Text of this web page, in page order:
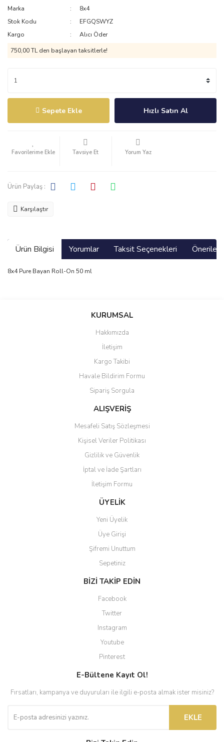
Marka
8x4
Stok Kodu
EFGQSWYZ
Kargo
Alıcı Öder
750,00 TL den başlayan taksitlerle!
Sepete Ekle Hızlı Satın Al
Tavsiye Et Yorum Yaz
Ürün Paylaş :
Karşılaştır
Ürün Bilgisi Yorumlar Taksit Seçenekleri
8x4 Pure Bayan Roll-On 50 ml
Bu ürüne ilk yorumu siz yapın!
Yorum Yaz
Ürün resmi kalitesiz, bozuk veya görüntülenemiyor.
Ürün açıklamasında eksik bilgiler bulunuyor.
Ürün bilgilerinde hatalar bulunuyor.
Ürün fiyatı diğer sitelerden daha pahalı.
Bu ürüne benzer farklı alternatifler olmalı.
Gönder
KURUMSAL
Hakkımızda
İletişim
Kargo Takibi
Havale Bildirim Formu
Sipariş Sorgula
ALIŞVERİŞ
Mesafeli Satış Sözleşmesi
Kişisel Veriler Politikası
Gizlilik ve Güvenlik
İptal ve İade Şartları
İletişim Formu
ÜYELİK
Yeni Üyelik
Üye Girişi
Şifremi Unuttum
Sepetiniz
BİZİ TAKİP EDİN
Facebook
Twitter
Instagram
Youtube
Pinterest
E-Bültene Kayıt Ol!
Fırsatları, kampanya ve duyuruları ile ilgili e-posta almak ister misiniz?
EKLE